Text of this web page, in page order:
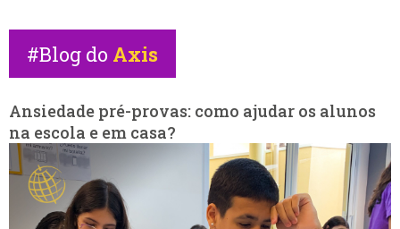
#Blog do Axis
Ansiedade pré-provas: como ajudar os alunos
na escola e em casa?